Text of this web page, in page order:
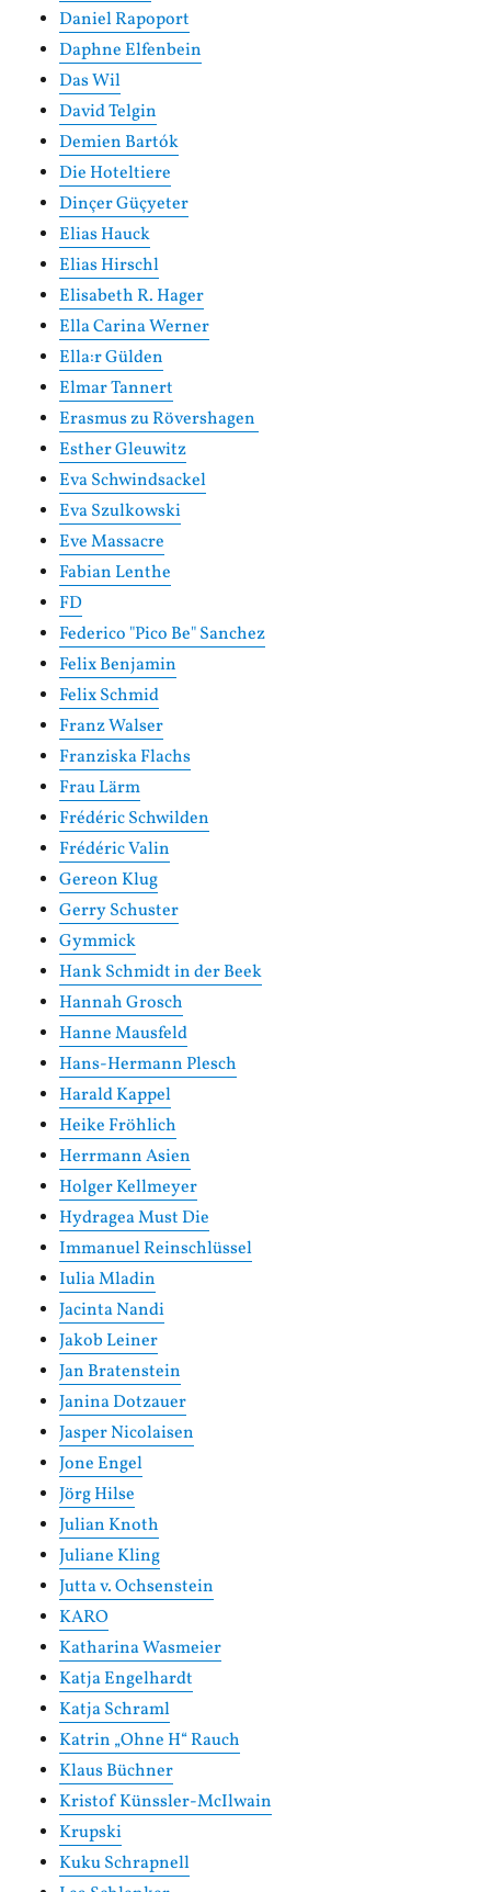
Daniel Rapoport
Daphne Elfenbein
Das Wil
David Telgin
Demien Bartók
Die Hoteltiere
Dinçer Güçyeter
Elias Hauck
Elias Hirschl
Elisabeth R. Hager
Ella Carina Werner
Ella:r Gülden
Elmar Tannert
Erasmus zu Rövershagen
Esther Gleuwitz
Eva Schwindsackel
Eva Szulkowski
Eve Massacre
Fabian Lenthe
FD
Federico "Pico Be" Sanchez
Felix Benjamin
Felix Schmid
Franz Walser
Franziska Flachs
Frau Lärm
Frédéric Schwilden
Frédéric Valin
Gereon Klug
Gerry Schuster
Gymmick
Hank Schmidt in der Beek
Hannah Grosch
Hanne Mausfeld
Hans-Hermann Plesch
Harald Kappel
Heike Fröhlich
Herrmann Asien
Holger Kellmeyer
Hydragea Must Die
Immanuel Reinschlüssel
Iulia Mladin
Jacinta Nandi
Jakob Leiner
Jan Bratenstein
Janina Dotzauer
Jasper Nicolaisen
Jone Engel
Jörg Hilse
Julian Knoth
Juliane Kling
Jutta v. Ochsenstein
KARO
Katharina Wasmeier
Katja Engelhardt
Katja Schraml
Katrin „Ohne H“ Rauch
Klaus Büchner
Kristof Künssler-McIlwain
Krupski
Kuku Schrapnell